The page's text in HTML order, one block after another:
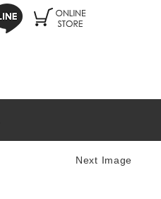
Next Image